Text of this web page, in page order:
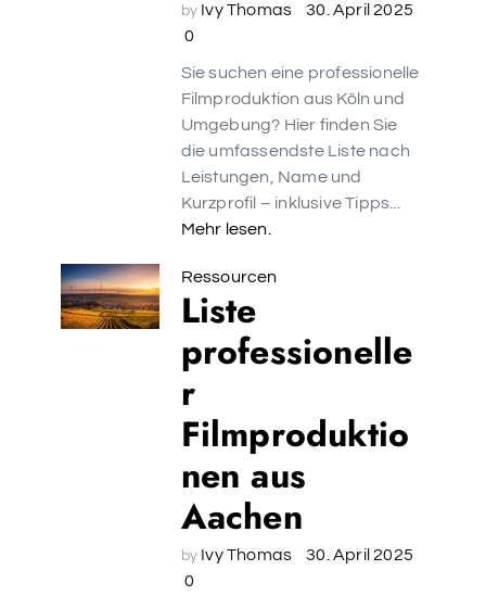
by Ivy Thomas
30. April 2025
0
Sie suchen eine professionelle
Filmproduktion aus Köln und
Umgebung? Hier finden Sie
die umfassendste Liste nach
Leistungen, Name und
Kurzprofil – inklusive Tipps...
Mehr lesen.
Ressourcen
Liste
professionelle
r
Filmproduktio
nen aus
Aachen
by Ivy Thomas
30. April 2025
0